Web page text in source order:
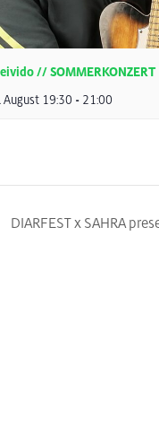
// SOMMERKONZERT
August 19:30 - 21:00
DIARFEST x SAHRA